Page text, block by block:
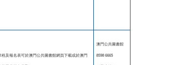
程及報名表可於澳門公共圖書館網頁下載或於澳門
澳門公共圖書館
8598 6665